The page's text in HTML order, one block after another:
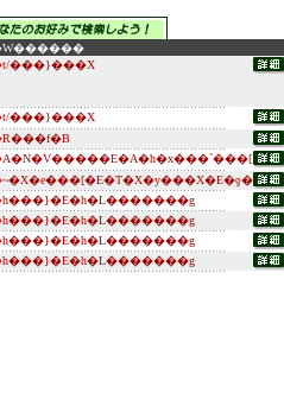
���}���X
���}���X